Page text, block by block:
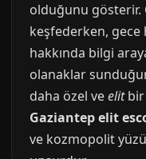
olduğunu
keşfederken, gece
hakkında bilgi
olanaklar
daha özel veelitbir
Gaziantep elit
ve kozmopolit